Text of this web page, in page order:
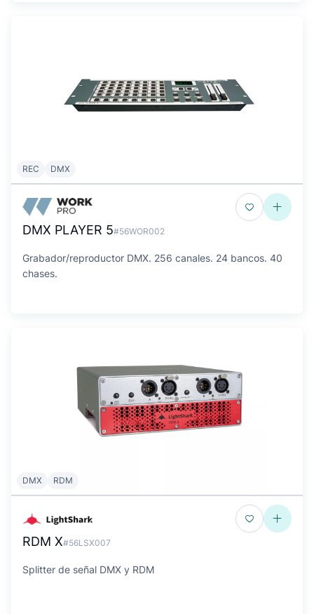
REC DMX
DMX PLAYER 5#56WOR002
Grabador/reproductor DMX. 256 canales. 24 bancos. 40
chases.
DMX RDM
RDM X#56LSX007
Splitter de señal DMX y RDM